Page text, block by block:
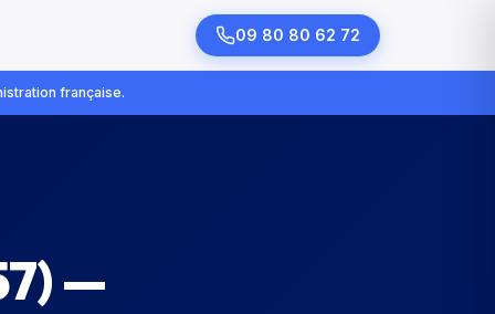
09 80 80 62 72
française.
) —